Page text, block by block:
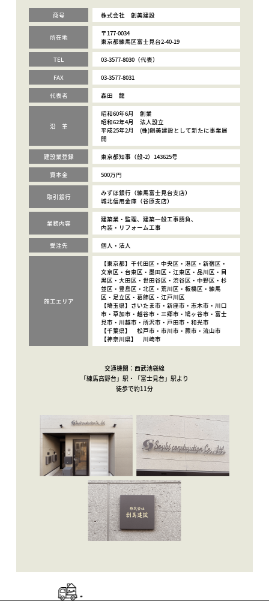
商号 株式会社 創美建設
所在地
〒177-0034
東京都練馬区富士見台2-40-19
TEL 03-3577-8030（代表）
FAX 03-3577-8031
代表者 森田 龍
沿 革
昭和60年6月 創業
昭和62年4月 法人設立
平成25年2月 (株)創美建設として新たに事業展
開
建設業登録 東京都知事（般-2）143625号
資本金 500万円
取引銀行
みずほ銀行（練馬富士見台支店）
城北信用金庫（谷原支店）
業務内容
建築業・監理、建築一般工事請負、
内装・リフォーム工事
受注先 個人・法人
施工エリア
【東京都】千代田区・中央区・港区・新宿区・
文京区・台東区・墨田区・江東区・品川区・目
黒区・大田区・世田谷区・渋谷区・中野区・杉
並区・豊島区・北区・荒川区・板橋区・練馬
区・足立区・葛飾区・江戸川区
【埼玉県】さいたま市・新座市・志木市・川口
市・草加市・越谷市・三郷市・鳩ヶ谷市・富士
見市・川越市・所沢市・戸田市・和光市
【千葉県】 松戸市・市川市・蕨市・流山市
【神奈川県】 川崎市
交通機関：西武池袋線
「練馬高野台」駅・「富士見台」駅より
徒歩で約11分